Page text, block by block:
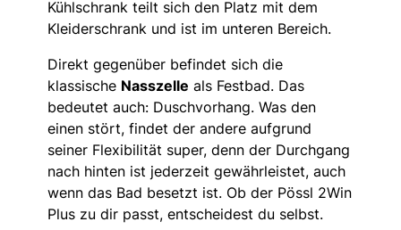
Kühlschrank teilt sich den Platz mit dem
Kleiderschrank und ist im unteren Bereich.
Direkt gegenüber befindet sich die
klassische Nasszelle als Festbad. Das
bedeutet auch: Duschvorhang. Was den
einen stört, findet der andere aufgrund
seiner Flexibilität super, denn der Durchgang
nach hinten ist jederzeit gewährleistet, auch
wenn das Bad besetzt ist. Ob der Pössl 2Win
Plus zu dir passt, entscheidest du selbst.